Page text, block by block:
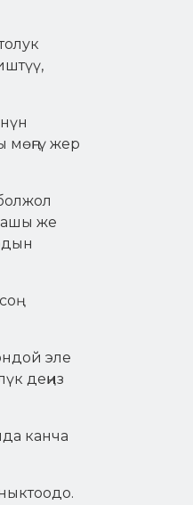
мөңгү жер
же
эле
деңиз
канча